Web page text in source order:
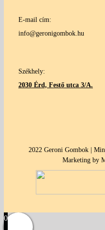
E-mail cím:
info@geronigombok.hu
Székhely:
2030 Érd, Festő utca 3/A.
2022 Geroni Gombok |
Marketing by
0